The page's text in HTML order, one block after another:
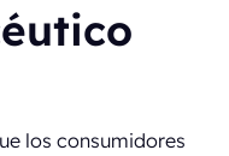
los consumidores